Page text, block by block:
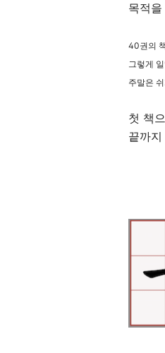
목적
40권의
그렇게
주말은
첫 책
끝까